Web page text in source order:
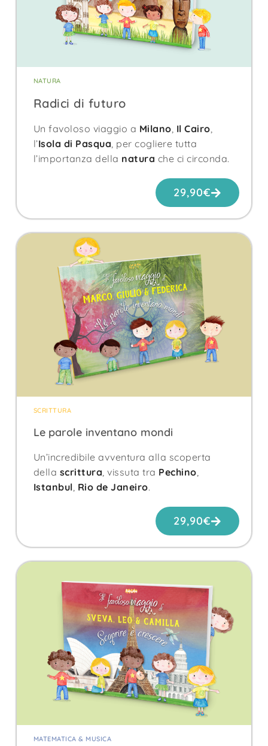
NATURA
Radici di futuro
Un favoloso viaggio a Milano Il Cairo
l’Isola di Pasqua , per cogliere tutta
l’importanza della natura che ci circonda.
29,90€
SCRITTURA
Le parole inventano mondi
Un’incredibile avventura alla scoperta
della scrittura , vissuta tra Pechino
Istanbul Rio de Janeiro.
29,90€
MATEMATICA & MUSICA